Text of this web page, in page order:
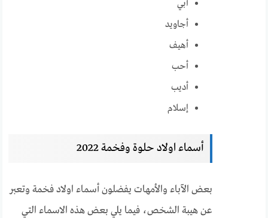
أبي
أجاويد
أهيف
أحب
أديب
إسلام
أسماء اولاد حلوة وفخمة 2022
بعض الآباء والأمهات يفضلون أسماء اولاد فخمة وتعبر
عن هيبة الشخص، فيما يلي بعض هذه الاسماء التي